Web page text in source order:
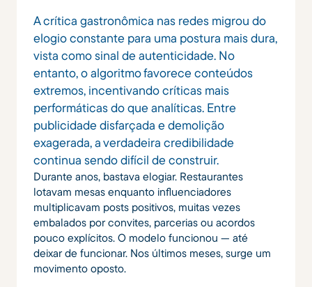
A crítica gastronômica nas redes migrou do
elogio constante para uma postura mais dura,
vista como sinal de autenticidade. No
entanto, o algoritmo favorece conteúdos
extremos, incentivando críticas mais
performáticas do que analíticas. Entre
publicidade disfarçada e demolição
exagerada, a verdadeira credibilidade
continua sendo difícil de construir.
Durante anos, bastava elogiar. Restaurantes
lotavam mesas enquanto influenciadores
multiplicavam posts positivos, muitas vezes
embalados por convites, parcerias ou acordos
pouco explícitos. O modelo funcionou — até
deixar de funcionar. Nos últimos meses, surge um
movimento oposto.